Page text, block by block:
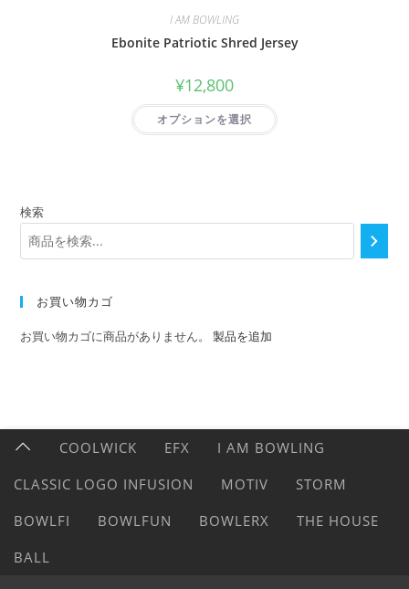
I AM BOWLING
Ebonite Patriotic Shred Jersey
¥12,800
オプションを選択
検索
お買い物カゴ
お買い物カゴに商品がありません。製品を追加
COOLWICK EFX
I AM BOWLING
CLASSIC LOGO INFUSION
MOTIV
STORM
BOWLFI
BOWLFUN BOWLERX
THE HOUSE
BALL